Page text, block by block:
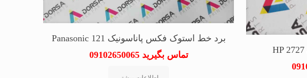
برد خط استوک فکس پاناسونیک Panasonic 121
تماس بگیرید 09102650065